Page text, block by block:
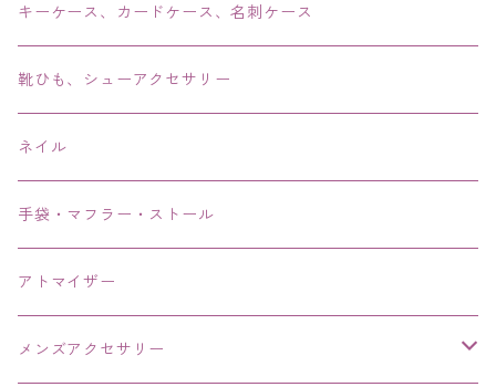
ブレス・バングル・ブレスレット・腕輪
アンクレット
キーケース、カードケース、名刺ケース
靴ひも、シューアクセサリー
ネイル
手袋・マフラー・ストール
アトマイザー
メンズアクセサリー